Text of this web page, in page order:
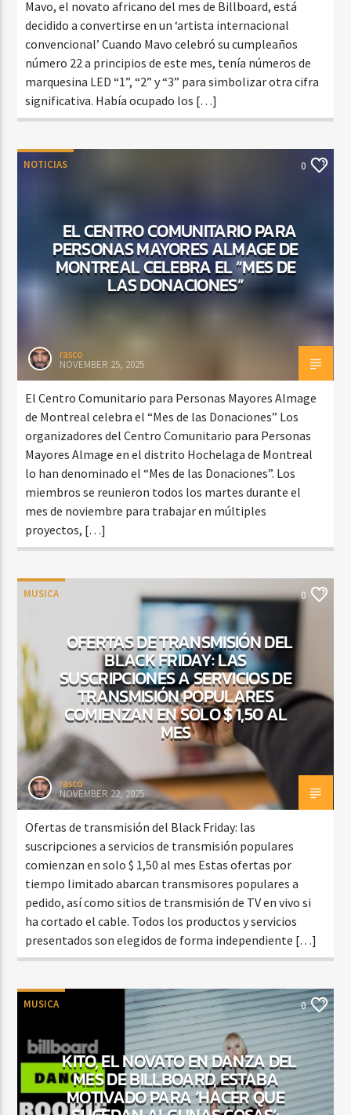
Mavo, el novato africano del mes de Billboard, está
decidido a convertirse en un ‘artista internacional
convencional’ Cuando Mavo celebró su cumpleaños
número 22 a principios de este mes, tenía números de
marquesina LED “1”, “2” y “3” para simbolizar otra cifra
significativa. Había ocupado los […]
NOTICIAS 0
EL CENTRO COMUNITARIO PARA
PERSONAS MAYORES ALMAGE DE
MONTREAL CELEBRA EL “MES DE
LAS DONACIONES”
rasco
NOVEMBER 25, 2025
El Centro Comunitario para Personas Mayores Almage
de Montreal celebra el “Mes de las Donaciones” Los
organizadores del Centro Comunitario para Personas
Mayores Almage en el distrito Hochelaga de Montreal
lo han denominado el “Mes de las Donaciones”. Los
miembros se reunieron todos los martes durante el
mes de noviembre para trabajar en múltiples
proyectos, […]
MUSICA 0
OFERTAS DE TRANSMISIÓN DEL
BLACK FRIDAY: LAS
SUSCRIPCIONES A SERVICIOS DE
TRANSMISIÓN POPULARES
COMIENZAN EN SOLO $ 1,50 AL
MES
rasco
NOVEMBER 22, 2025
Ofertas de transmisión del Black Friday: las
suscripciones a servicios de transmisión populares
comienzan en solo $ 1,50 al mes Estas ofertas por
tiempo limitado abarcan transmisores populares a
pedido, así como sitios de transmisión de TV en vivo si
ha cortado el cable. Todos los productos y servicios
presentados son elegidos de forma independiente […]
MUSICA 0
KITO, EL NOVATO EN DANZA DEL
MES DE BILLBOARD, ESTABA
MOTIVADO PARA ‘HACER QUE